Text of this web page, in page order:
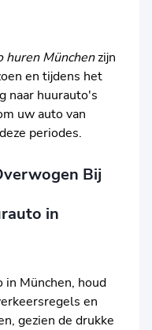
huren Münchenzijn
en tijdens het
naar huurauto's
uw auto van
periodes.
Bij
in
in München, houd
en
gezien de drukke